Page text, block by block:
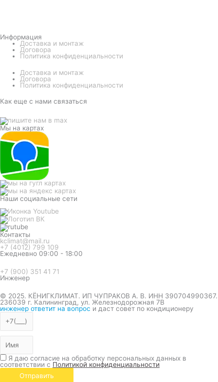
Информация
Доставка и монтаж
Договора
Политика конфиденциальности
Доставка и монтаж
Договора
Политика конфиденциальности
Как еще с нами связаться
Мы на картах
Наши социальные сети
Контакты
kclimat@mail.ru
+7 (4012) 799 109
Ежедневно 09:00 - 18:00
+7 (900) 351 41 71
Инженер
© 2025. КЁНИГКЛИМАТ. ИП ЧУПРАКОВ А. В. ИНН 390704990367.
236039 г. Калининград, ул. Железнодорожная 7В
инженер ответит на вопрос и даст совет по кондиционеру
Я даю согласие на обработку персональных данных в
соответствии с Политикой конфиденциальности
Отправить